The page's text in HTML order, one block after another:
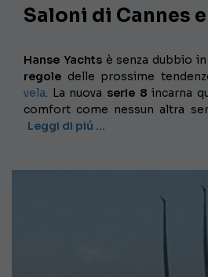
Saloni di Cannes
Hanse Yachtsè senza dubbio
regole delle prossime
vela. La nuova serie 8 incarna
comfort come nessun altra
Leggi di piú …